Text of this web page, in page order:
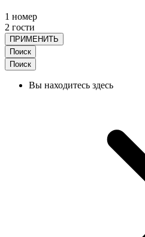
1 номер
2 гости
ПРИМЕНИТЬ
Поиск
Поиск
Вы находитесь здесь